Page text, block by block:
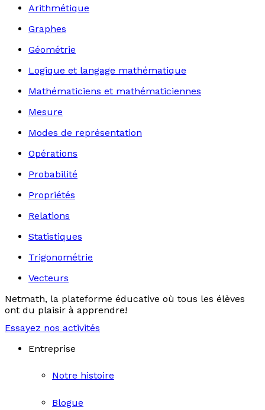
Arithmétique
Graphes
Géométrie
Logique et langage mathématique
Mathématiciens et mathématiciennes
Mesure
Modes de représentation
Opérations
Probabilité
Propriétés
Relations
Statistiques
Trigonométrie
Vecteurs
Netmath, la plateforme éducative où tous les élèves
ont du plaisir à apprendre!
Essayez nos activités
Entreprise
Notre histoire
Blogue